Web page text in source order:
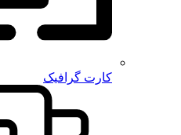
کارت گرافیک